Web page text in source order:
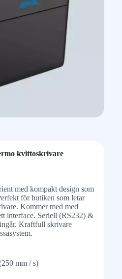
kvittoskrivare
med kompakt design som
för butiken som letar
Kommer med med
interface. Seriell (RS232) &
Kraftfull skrivare
mm / s)